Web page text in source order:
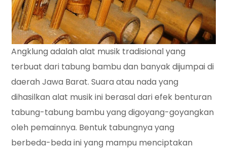
Angklung adalah alat musik tradisional yang
terbuat dari tabung bambu dan banyak dijumpai di
daerah Jawa Barat. Suara atau nada yang
dihasilkan alat musik ini berasal dari efek benturan
tabung-tabung bambu yang digoyang-goyangkan
oleh pemainnya. Bentuk tabungnya yang
berbeda-beda ini yang mampu menciptakan